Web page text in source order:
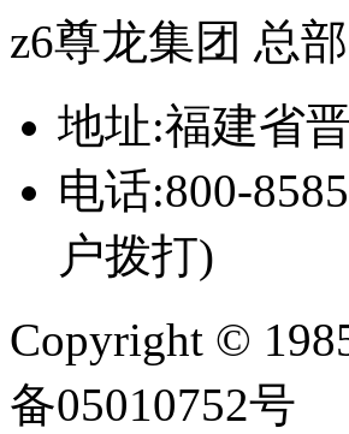
z6尊龙集团 总部
地址:福建省
电话:800-
户拨打)
Copyright ©
备05010752号